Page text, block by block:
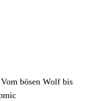
bösen Wolf bis